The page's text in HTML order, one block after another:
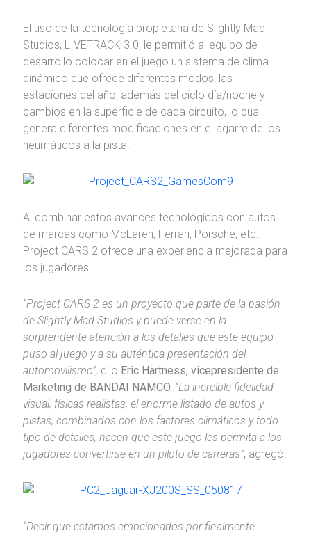
El uso de la tecnología propietaria de Slightly Mad
Studios, LIVETRACK 3.0, le permitió al equipo de
desarrollo colocar en el juego un sistema de clima
dinámico que ofrece diferentes modos, las
estaciones del año, además del ciclo día/noche y
cambios en la superficie de cada circuito, lo cual
genera diferentes modificaciones en el agarre de los
neumáticos a la pista.
Al combinar estos avances tecnológicos con autos
de marcas como McLaren, Ferrari, Porsche, etc.,
Project CARS 2 ofrece una experiencia mejorada para
los jugadores.
“Project CARS 2 es un proyecto que parte de la pasión
de Slightly Mad Studios y puede verse en la
sorprendente atención a los detalles que este equipo
puso al juego y a su auténtica presentación del
automovilismo”, dijo Eric Hartness, vicepresidente de
Marketing de BANDAI NAMCO. “La increíble fidelidad
visual, físicas realistas, el enorme listado de autos y
pistas, combinados con los factores climáticos y todo
tipo de detalles, hacen que este juego les permita a los
jugadores convertirse en un piloto de carreras”, agregó.
“Decir que estamos emocionados por finalmente